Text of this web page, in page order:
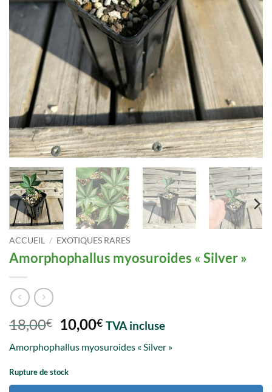
ACCUEIL / EXOTIQUES RARES
Amorphophallus myosuroides « Silver »
18,00€
Le
prix
initial
était :
18,00€.
10,00€Le
actuel
10,00€.
TVA incluse
Amorphophallus myosuroides « Silver »
Rupture de stock